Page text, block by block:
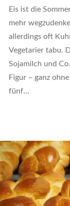
Eis ist die
mehr
allerdings oft
Vegetarier tabu.
Sojamilch und
Figur – ganz
fünf…